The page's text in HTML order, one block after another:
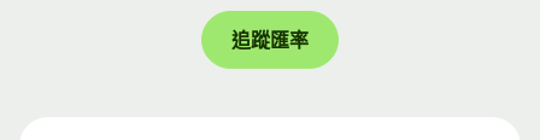
追蹤匯率